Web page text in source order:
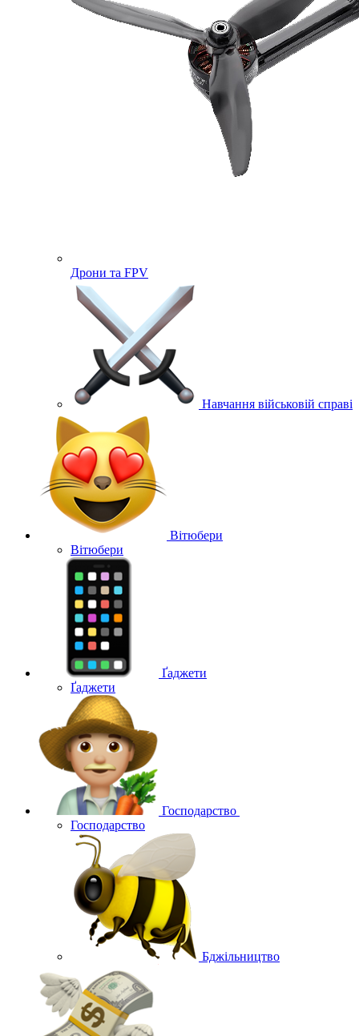
Дрони та FPV
Навчання військовій справі
Вітюбери
Вітюбери
Ґаджети
Ґаджети
Господарство
Господарство
Бджільництво